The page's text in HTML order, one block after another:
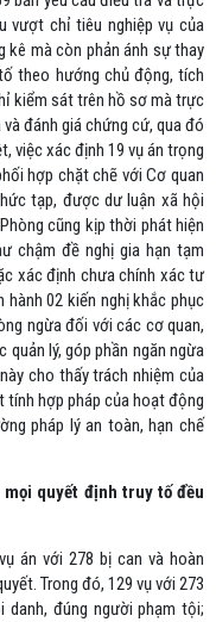
vượt chỉ tiêu nghiệp vụ của
kê mà còn phản ánh sự thay
theo hướng chủ động, tích
kiểm sát trên hồ sơ mà trực
đánh giá chứng cứ, qua đó
việc xác định 19 vụ án trọng
hợp chặt chẽ với Cơ quan
tạp, được dư luận xã hội
cũng kịp thời phát hiện
chậm đề nghị gia hạn tạm
xác định chưa chính xác tư
02 kiến nghị khắc phục
ngừa đối với các cơ quan,
lý, góp phần ngăn ngừa
cho thấy trách nhiệm của
hợp pháp của hoạt động
pháp lý an toàn, hạn chế
quyết định truy tố đều
án với 278 bị can và hoàn
Trong đó, 129 vụ với 273
đúng người phạm tội;